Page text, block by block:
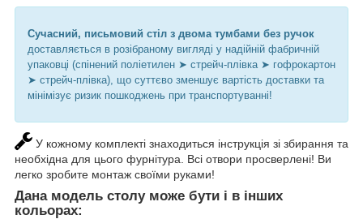
Сучасний, письмовий стіл з двома тумбами без ручок
доставляється в розібраному вигляді у надійній фабричній
упаковці (спінений поліетилен ➤ стрейч-плівка ➤ гофрокартон
➤ стрейч-плівка), що суттєво зменшує вартість доставки та
мінімізує ризик пошкоджень при транспортуванні!
У кожному комплекті знаходиться інструкція зі збирання та
необхідна для цього фурнітура. Всі отвори просверлені! Ви
легко зробите монтаж своїми руками!
Дана модель столу може бути і в інших
кольорах: